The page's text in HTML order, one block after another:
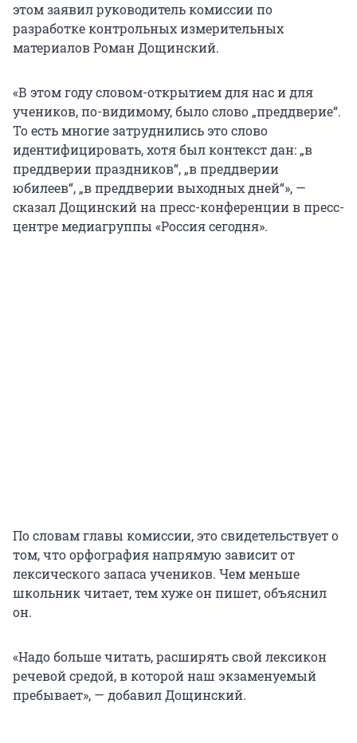
этом заявил руководитель комиссии по
разработке контрольных измерительных
материалов Роман Дощинский.
«В этом году словом-открытием для нас и для
учеников, по-видимому, было слово „преддверие“.
То есть многие затруднились это слово
идентифицировать, хотя был контекст дан: „в
преддверии праздников“, „в преддверии
юбилеев“, „в преддверии выходных дней“», —
сказал Дощинский на пресс-конференции в пресс-
центре медиагруппы «Россия сегодня».
По словам главы комиссии, это свидетельствует о
том, что орфография напрямую зависит от
лексического запаса учеников. Чем меньше
школьник читает, тем хуже он пишет, объяснил
он.
«Надо больше читать, расширять свой лексикон
речевой средой, в которой наш экзаменуемый
пребывает», — добавил Дощинский.